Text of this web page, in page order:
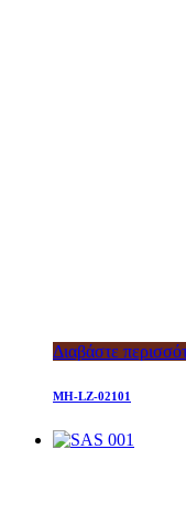
Διαβάστε
MH-LZ-02101